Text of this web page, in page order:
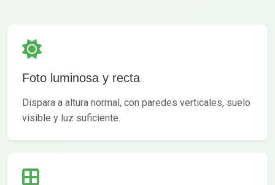
Foto luminosa y recta
Dispara a altura normal, con paredes verticales, suelo
visible y luz suficiente.